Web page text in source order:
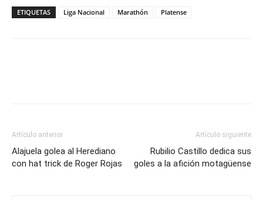
ETIQUETAS Liga Nacional Marathón Platense
Artículo anterior
Alajuela golea al Herediano
con hat trick de Roger Rojas
Artículo siguiente
Rubilio Castillo dedica sus
goles a la afición motagüense